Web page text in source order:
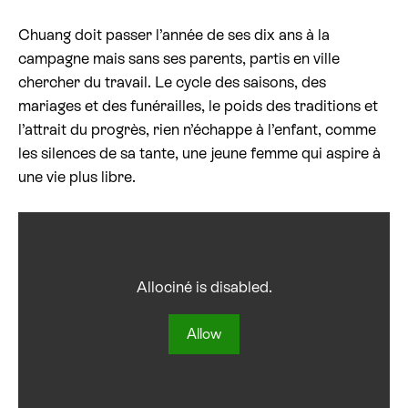
Billetterie cinéma
Rechercher
Chuang doit passer l’année de ses dix ans à la
campagne mais sans ses parents, partis en ville
chercher du travail. Le cycle des saisons, des
mariages et des funérailles, le poids des traditions et
l’attrait du progrès, rien n’échappe à l’enfant, comme
les silences de sa tante, une jeune femme qui aspire à
une vie plus libre.
Allociné is disabled.
Allow